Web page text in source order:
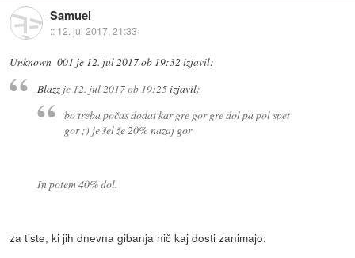
Samuel
:: 12. jul 2017, 21:33
Unknown_001 je 12. jul 2017 ob 19:32 izjavil:
Blazzje 12. jul 2017 ob 19:25izjavil:
bo treba počas dodat kar gre gor gre dol pa pol spet
gor ;) je šel že 20% nazaj gor
In potem 40% dol.
za tiste, ki jih dnevna gibanja nič kaj dosti zanimajo: